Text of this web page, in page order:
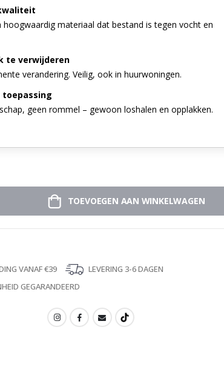
hoogwaardig materiaal dat bestand is tegen vocht en
te verwijderen
verandering. Veilig, ook in huurwoningen.
toepassing
geen rommel – gewoon loshalen en opplakken.
TOEVOEGEN AAN WINKELWAGEN
VANAF €39
LEVERING 3-6 DAGEN
GEGARANDEERD